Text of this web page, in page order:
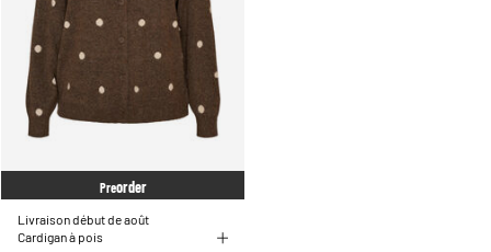
Preorder
Livraison début de août
Cardigan à pois